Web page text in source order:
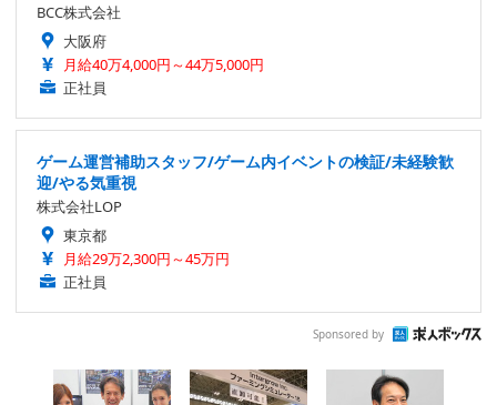
BCC株式会社
大阪府
月給40万4,000円～44万5,000円
正社員
ゲーム運営補助スタッフ/ゲーム内イベントの検証/未経験歓
迎/やる気重視
株式会社LOP
東京都
月給29万2,300円～45万円
正社員
Sponsored by